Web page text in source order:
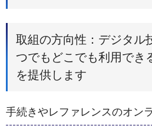
取組の方向性：デジタル
つでもどこでも利用でき
を提供します
手続きやレファレンスのオン